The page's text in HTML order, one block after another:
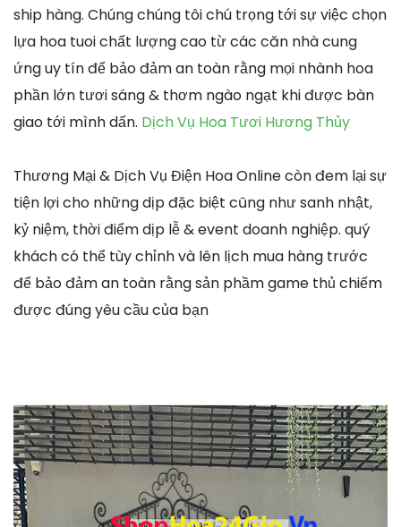
ship hàng. Chúng chúng tôi chú trọng tới sự việc chọn
lựa hoa tuoi chất lượng cao từ các căn nhà cung
ứng uy tín để bảo đảm an toàn rằng mọi nhành hoa
phần lớn tươi sáng & thơm ngào ngạt khi được bàn
giao tới mình dấn. Dịch Vụ Hoa Tươi Hương Thủy
Thương Mại & Dịch Vụ Điện Hoa Online còn đem lại sự
tiện lợi cho những dịp đặc biệt cũng như sanh nhật,
kỷ niệm, thời điểm dịp lễ & event doanh nghiệp. quý
khách có thể tùy chỉnh và lên lịch mua hàng trước
để bảo đảm an toàn rằng sản phầm game thủ chiếm
được đúng yêu cầu của bạn